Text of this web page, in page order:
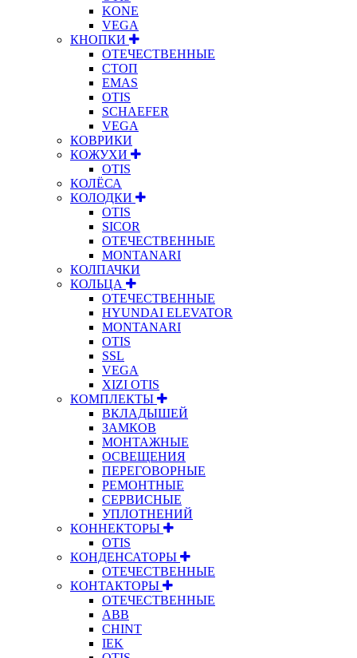
KONE
VEGA
КНОПКИ
ОТЕЧЕСТВЕННЫЕ
СТОП
EMAS
OTIS
SCHAEFER
VEGA
КОВРИКИ
КОЖУХИ
OTIS
КОЛЁСА
КОЛОДКИ
OTIS
SICOR
ОТЕЧЕСТВЕННЫЕ
MONTANARI
КОЛПАЧКИ
КОЛЬЦА
ОТЕЧЕСТВЕННЫЕ
HYUNDAI ELEVATOR
MONTANARI
OTIS
SSL
VEGA
XIZI OTIS
КОМПЛЕКТЫ
ВКЛАДЫШЕЙ
ЗАМКОВ
МОНТАЖНЫЕ
ОСВЕЩЕНИЯ
ПЕРЕГОВОРНЫЕ
РЕМОНТНЫЕ
СЕРВИСНЫЕ
УПЛОТНЕНИЙ
КОННЕКТОРЫ
OTIS
КОНДЕНСАТОРЫ
ОТЕЧЕСТВЕННЫЕ
КОНТАКТОРЫ
ОТЕЧЕСТВЕННЫЕ
ABB
CHINT
IEK